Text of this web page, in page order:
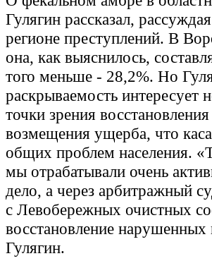
Гулягин рассказал,
регионе преступлений. В
она, как выяснилось,
того меньше - 28,2%. Но
раскрываемость интересует
точки зрения
возмещения ущерба, что
общих проблем населения.
мы отрабатывали очень
дело, а через арбитражный
с Левобережных очистных
восстановление
Гулягин.